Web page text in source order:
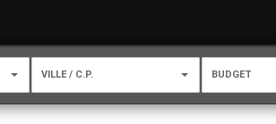
VILLE / C.P. BUDGET